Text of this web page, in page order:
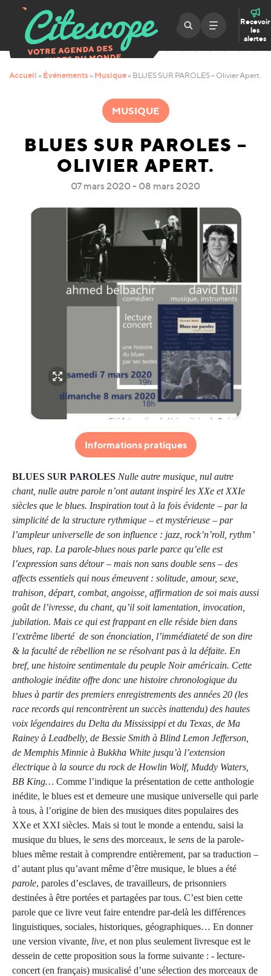
Recevoir
les
alertes
Accueil » Événements » Musique » BLUES SUR PAROLES – Olivier Apert.
MUSIQUE
BLUES SUR PAROLES –
OLIVIER APERT.
07 mars 2020 - 08 mars 2020
Informations pratiques
BLUES SUR PAROLES Nulle autre musique, nul autre
chant, nulle autre parole n’ont autant inspiré les XXe et XXIe
siècles que le blues. Inspiration tout à la fois évidente – par la
simplicité de la structure rythmique – et mystérieuse – par
l’ampleur universelle de son influence : jazz, rock’n’roll, rythm’
blues, rap. La parole-blues nous parle parce qu’elle est
l’expression sans détour – mais non sans double sens – des
affects essentiels qui nous émeuvent : solitude, amour, sexe,
trahison, départ, combat, angoisse, affirmation de soi mais aussi
goût de l’ivresse, du chant, qu’il soit lamentation, invocation,
jubilation. Mais ce qui est frappant en elle réside bien dans
l’extrême liberté de son énonciation, l’immédiateté de son dire
& la faculté de rébellion ne se résolvant pas à la défaite. En
bref, une histoire sentimentale du peuple Noir américain. Cette
anthologie inédite offre donc une histoire chronologique du
blues à partir des premiers enregistrements des années 20 (les
race records qui rencontrèrent un succès inattendu) des hautes
voix légendaires du Delta du Mississippi et du Texas, de Ma
Rainey à Leadbelly, de Bessie Smith à Blind Lemon Jefferson,
de Memphis Minnie à Bukkha White jusqu’à l’extension
électrique à la source du rock de Howlin Wolf, Muddy Waters,
BB King… Comme l’indique la présentation de cette anthologie
inédite, le blues est et demeure une musique universelle qui parle
à tous, à l’origine de bien des musiques dites populaires des
XXe et XXI siècles. Mais si tout le monde a entendu, saisi la
musique du blues, le sens des morceaux, le sens de la parole-
blues même restait à comprendre entièrement, par sa traduction –
d’ autant plus qu’avant même d’être musique, le blues a été
parole, paroles d’esclaves, de travailleurs, de prisonniers
destinées à être portées et partagées par tous. C’est bien cette
parole que ce livre veut faire entendre par-delà les différences
linguistiques, sociales, historiques, géographiques… En donner
une version vivante , live, et non plus seulement livresque est le
dessein de cette proposition sous la forme suivante : - lecture-
concert (en français) musicalisé d’une sélection des morceaux de